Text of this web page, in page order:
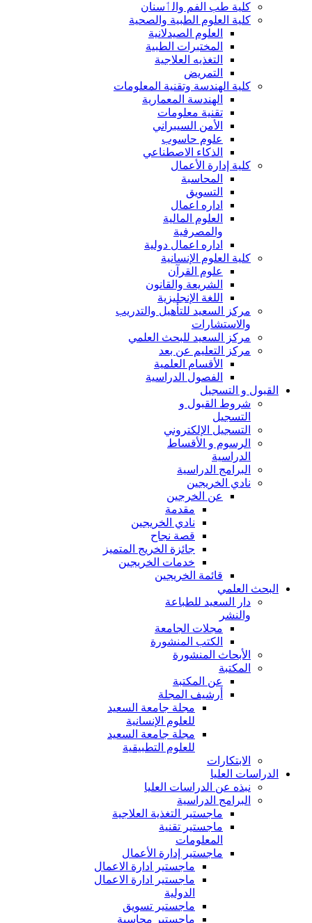
كلية طب الفم والٲسنان
كلية العلوم الطبية والصحية
العلوم الصيدلانية
المختبرات الطبية
التغذيه العلاجية
التمريض
كلية الهندسة وتقنية المعلومات
الهندسة المعمارية
تقنية معلومات
الأمن السيبراني
علوم حاسوب
الذكاء الاصطناعي
كلية إدارة الأعمال
المحاسبة
التسويق
اداره اعمال
العلوم المالية
والمصرفية
اداره اعمال دولية
كلية العلوم الإنسانية
علوم القرآن
الشريعة والقانون
اللغة الإنجليزية
مركز السعيد للتأهيل والتدريب
والاستشارات
مركز السعيد للبحث العلمي
مركز التعليم عن بعد
الأقسام العلمية
الفصول الدراسية
القبول و التسجيل
شروط القبول و
التسجيل
التسجيل الإلكتروني
الرسوم و الأقساط
الدراسية
البرامج الدراسية
نادي الخريجين
عن الخرجين
مقدمة
نادي الخريجين
قصة نجاح
جائزة الخريج المتميز
خدمات الخريجين
قائمة الخريجين
البحث العلمي
دار السعيد للطباعة
والنشر
مجلات الجامعة
الكتب المنشورة
الأبحاث المنشورة
المكتبة
عن المكتبة
أرشيف المجلة
مجلة جامعة السعيد
للعلوم الإنسانية
مجلة جامعة السعيد
للعلوم التطبيقية
الابتكارات
الدراسات العليا
نبذه عن الدراسات العليا
البرامج الدراسية
ماجستير التغذية العلاجية
ماجستير تقنية
المعلومات
ماجستير إدارة الأعمال
ماجستير ادارة الاعمال
ماجستير ادارة الاعمال
الدولية
ماجستير تسويق
ماجستير محاسبة